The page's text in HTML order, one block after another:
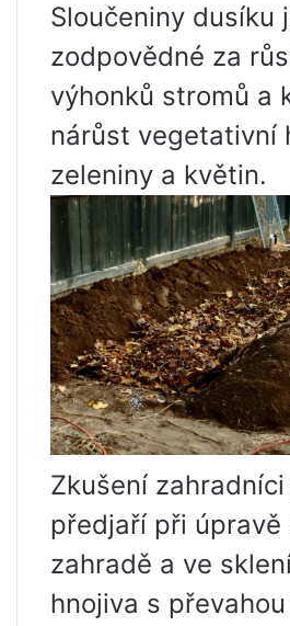
Sloučeniny dusíku
zodpovědné za
výhonků stromů a
nárůst vegetativní
zeleniny a květin.
Zkušení
předjaří při úpravě
zahradě a ve
hnojiva s